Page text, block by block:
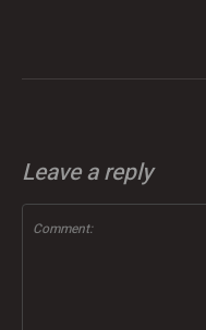
Leave a reply